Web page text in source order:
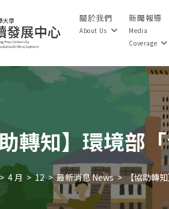
關於我們
About Us
新聞報導
Media
Coverage
助轉知】環境部
> 4 月 > 12 > 最新消息 News > 【協助轉